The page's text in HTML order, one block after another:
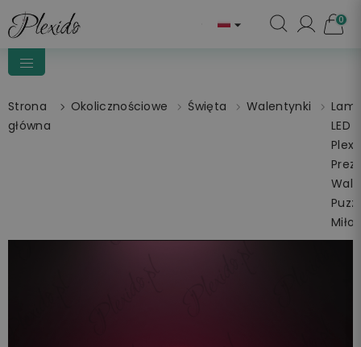
 0
Strona
główna
Okolicznościowe Święta Walentynki
LED